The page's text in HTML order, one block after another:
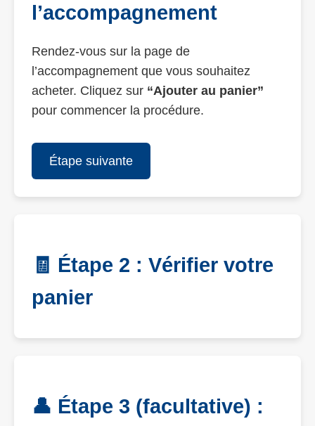
l’accompagnement
Rendez-vous sur la page de
l’accompagnement que vous souhaitez
acheter. Cliquez sur “Ajouter au panier”
pour commencer la procédure.
Étape suivante
🧾 Étape 2 : Vérifier votre
panier
👤 Étape 3 (facultative) :